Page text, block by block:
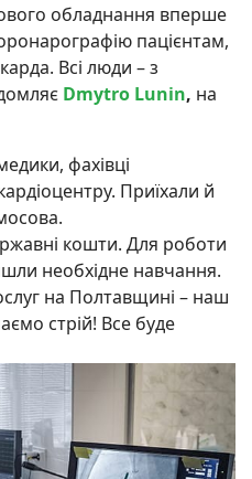
обладнання вперше
пацієнтам,
Всі люди – з
Dmytro Lunin, на
фахівці
Приїхали й
кошти. Для роботи
необхідне навчання.
на Полтавщині – наш
стрій! Все буде